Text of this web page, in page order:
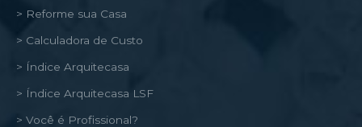
> Reforme sua Casa
> Calculadora de Custo
> Índice Arquitecasa
> Índice Arquitecasa LSF
> Você é Profissional?